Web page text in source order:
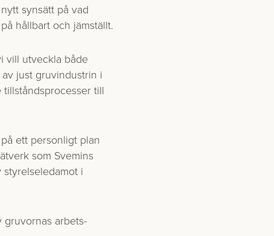
synsätt på vad
hållbart och jämställt.
vill utveckla både
just gruvindustrin i
till
ett personligt plan
som Svemins
i
gruvornas arbets­